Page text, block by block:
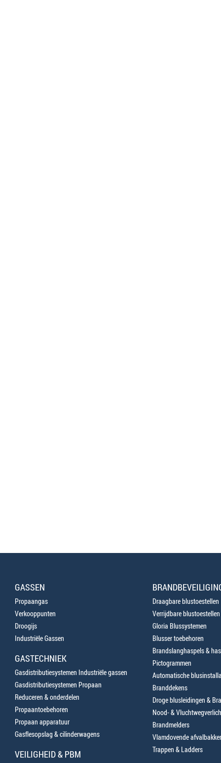
GASSEN
Propaangas
Verkooppunten
Droogijs
Industriële Gassen
GASTECHNIEK
Gasdistributiesystemen Industriële gassen
Gasdistributiesystemen Propaan
Reduceren & onderdelen
Propaantoebehoren
Propaan apparatuur
Gasflesopslag & cilinderwagens
VEILIGHEID & PBM
Draagbare blustoestellen
Verrijdbare blustoestellen
Gloria Blussystemen
Blusser toebehoren
Brandslanghaspels &
Pictogrammen
Automatische
Branddekens
Droge blusleidingen &
Nood- &
Brandmelders
Vlamdovende
Trappen & Ladders